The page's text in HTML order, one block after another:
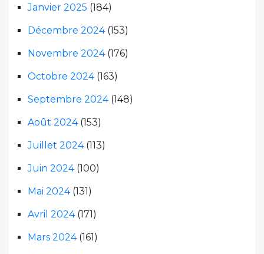
Janvier 2025 (184)
Décembre 2024(153)
Novembre 2024(176)
Octobre 2024(163)
Septembre 2024(148)
Août 2024(153)
Juillet 2024(113)
Juin 2024(100)
Mai 2024(131)
Avril 2024(171)
Mars 2024(161)